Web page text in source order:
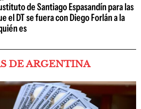
de Santiago Espasandín para las
el DT se fuera con Diego Forlán a la
es
DE ARGENTINA